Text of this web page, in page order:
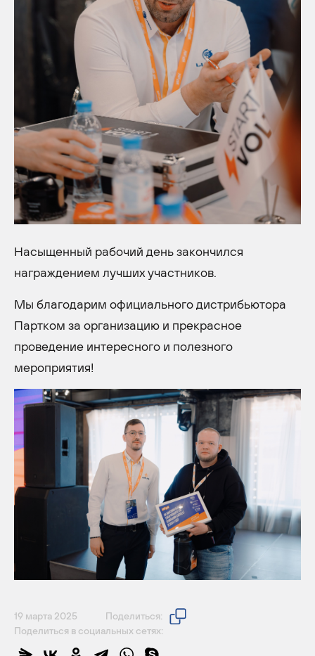
Насыщенный рабочий день закончился
награждением лучших участников.
Мы благодарим официального дистрибьютора
Партком за организацию и прекрасное
проведение интересного и полезного
мероприятия!
19 марта 2025
Поделиться:
Поделиться в социальных сетях: